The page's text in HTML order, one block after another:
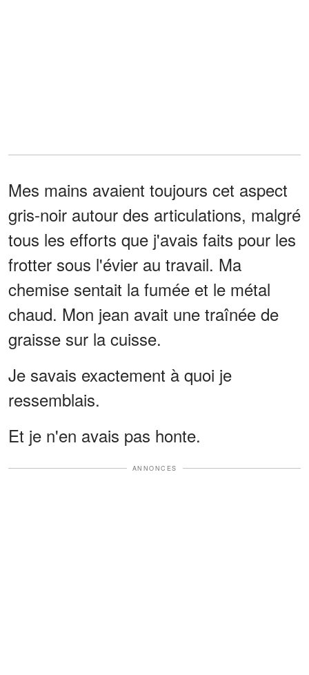
Mes mains avaient toujours cet aspect
gris-noir autour des articulations, malgré
tous les efforts que j'avais faits pour les
frotter sous l'évier au travail. Ma
chemise sentait la fumée et le métal
chaud. Mon jean avait une traînée de
graisse sur la cuisse.
Je savais exactement à quoi je
ressemblais.
Et je n'en avais pas honte.
ANNONCES